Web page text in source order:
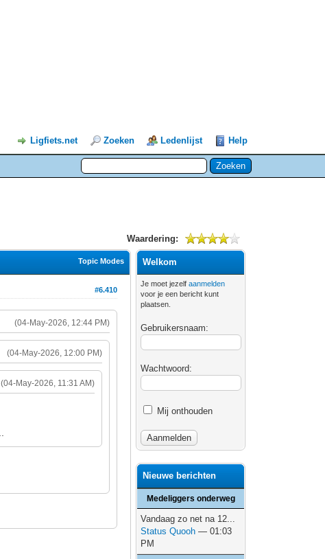
Ligfiets.net Zoeken Ledenlijst Help
Waardering:
Topic Modes
#6.410
(04-May-2026, 12:44 PM)
(04-May-2026, 12:00 PM)
(04-May-2026, 11:31 AM)
Welkom
Je moet jezelfaanmelden
voor je een bericht kunt
plaatsen.
Gebruikersnaam:
Wachtwoord:
Mij onthouden
Nieuwe berichten
Medeliggers onderweg
Vandaag zo net na 12...
Status Quooh — 01:03
PM